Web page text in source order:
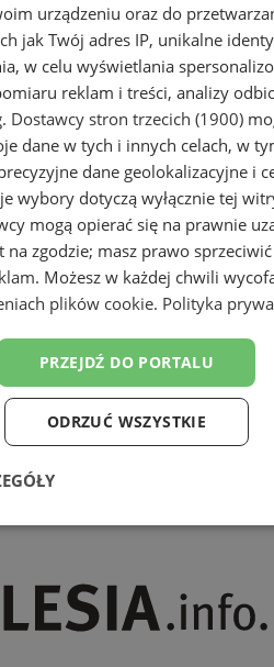
Śląskim w
program
urządzeniu oraz do
jak Twój adres IP, unikalne
w celu wyświetlania
reklam i treści, analizy
Dostawcy stron trzecich (1900)
dane w tych i innych celach, w
dane geolokalizacyjne i
wybory dotyczą wyłącznie tej
mogą opierać się na prawnie
na zgodzie; masz prawo
. Możesz w każdej chwili
plików cookie. Polityka
PRZEJDŹ DO PORTALU
ODRZUĆ WSZYSTKIE
Wydajność Targetowanie
Niesklasyfikowane